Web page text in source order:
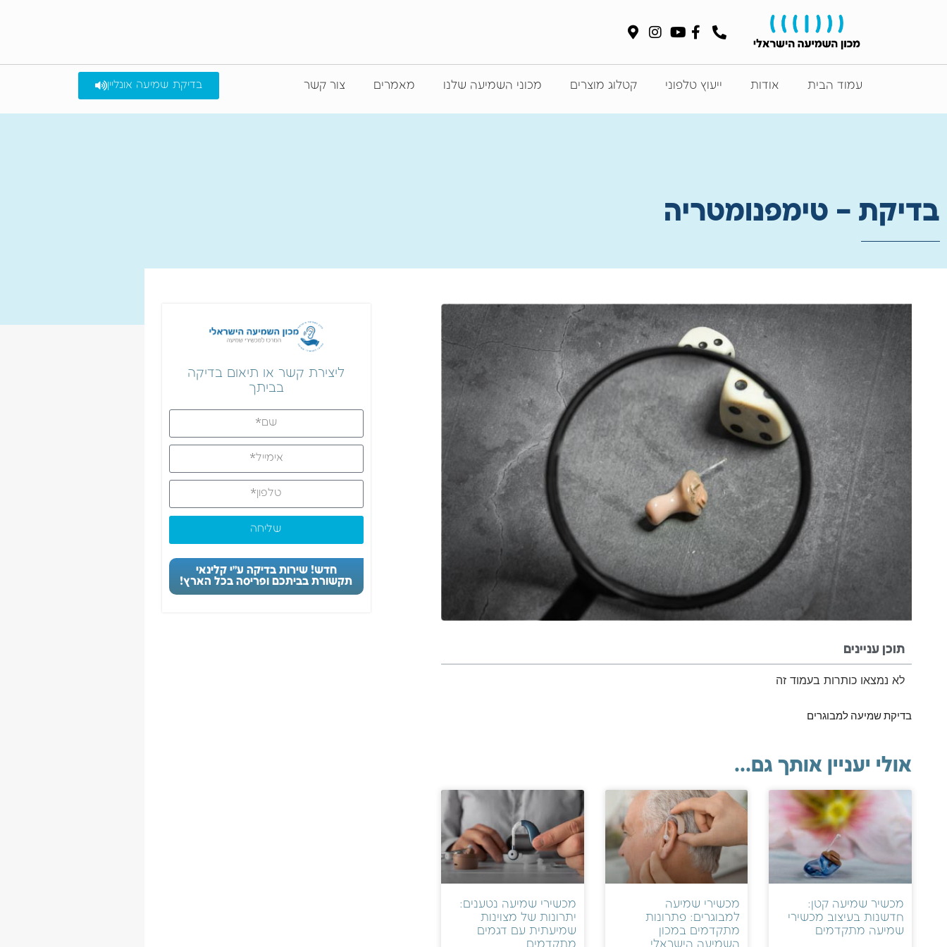
עמוד הבית אודות ייעוץ טלפוני קטלוג מוצרים מכוני השמיעה שלנו מאמרים צור קשר בדיקת שמיעה אונליין
בדיקת – טימפנומטריה
תוכן עניינים
לא נמצאו כותרות בעמוד זה
בדיקת שמיעה למבוגרים
אולי יעניין אותך גם...
מכשיר שמיעה קטן:
חדשנות בעיצוב מכשירי
שמיעה מתקדמים
מכשירי שמיעה
למבוגרים: פתרונות
מתקדמים במכון
מכשירי שמיעה נטענים:
יתרונות של מצוינות
שמיעתית עם דגמים
ליצירת קשר או תיאום בדיקה
בביתך
שליחה
חדש! שירות בדיקה ע״י קלינאי
תקשורת בביתכם ופריסה בכל הארץ!